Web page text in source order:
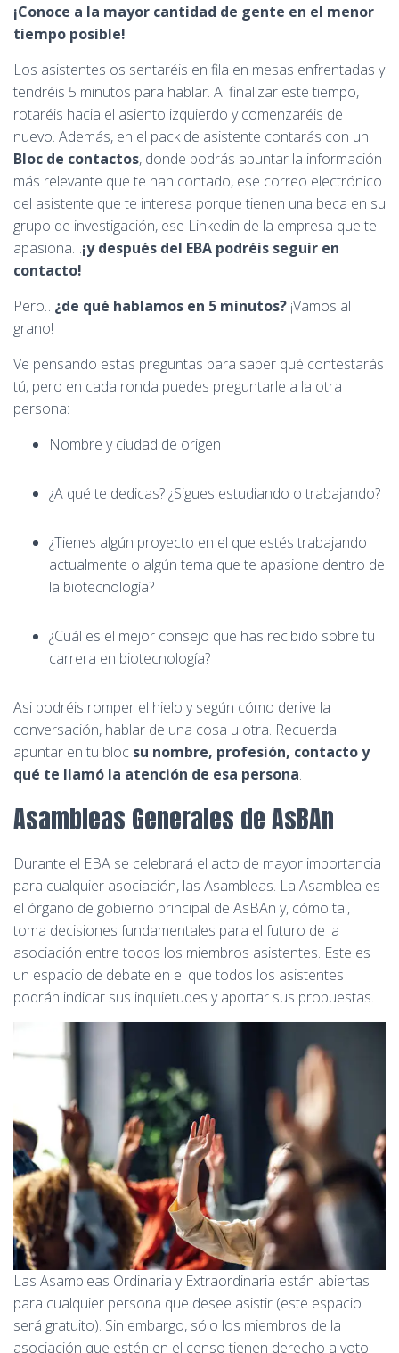
¡Conoce a la mayor cantidad de gente en el menor
tiempo posible!
Los asistentes os sentaréis en fila en mesas enfrentadas y
tendréis 5 minutos para hablar. Al finalizar este tiempo,
rotaréis hacia el asiento izquierdo y comenzaréis de
nuevo. Además, en el pack de asistente contarás con un
Bloc de contactos, donde podrás apuntar la información
más relevante que te han contado, ese correo electrónico
del asistente que te interesa porque tienen una beca en su
grupo de investigación, ese Linkedin de la empresa que te
apasiona…¡y después del EBA podréis seguir en
contacto!
Pero…¿de qué hablamos en 5 minutos? ¡Vamos al
grano!
Ve pensando estas preguntas para saber qué contestarás
tú, pero en cada ronda puedes preguntarle a la otra
persona:
Nombre y ciudad de origen
¿A qué te dedicas? ¿Sigues estudiando o trabajando?
¿Tienes algún proyecto en el que estés trabajando
actualmente o algún tema que te apasione dentro de
la biotecnología?
¿Cuál es el mejor consejo que has recibido sobre tu
carrera en biotecnología?
Asi podréis romper el hielo y según cómo derive la
conversación, hablar de una cosa u otra. Recuerda
apuntar en tu bloc su nombre, profesión, contacto y
qué te llamó la atención de esa persona.
Asambleas Generales de AsBAn
Durante el EBA se celebrará el acto de mayor importancia
para cualquier asociación, las Asambleas. La Asamblea es
el órgano de gobierno principal de AsBAn y, cómo tal,
toma decisiones fundamentales para el futuro de la
asociación entre todos los miembros asistentes. Este es
un espacio de debate en el que todos los asistentes
podrán indicar sus inquietudes y aportar sus propuestas.
Las Asambleas Ordinaria y Extraordinaria están abiertas
para cualquier persona que desee asistir (este espacio
será gratuito). Sin embargo, sólo los miembros de la
asociación que estén en el censo tienen derecho a voto.